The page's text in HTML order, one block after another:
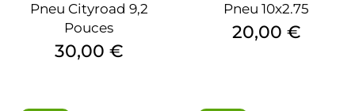
Pneu Cityroad 9,2
Pouces
Prix
30,00 €
Pneu 10x2.75
Prix
20,00 €